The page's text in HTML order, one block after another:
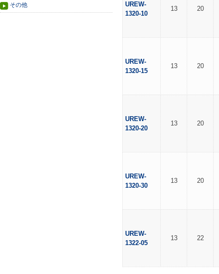
その他
UREW-
1320-10
13 20
UREW-
1320-15
13 20
UREW-
1320-20
13 20
UREW-
1320-30
13 20
UREW-
1322-05
13 22